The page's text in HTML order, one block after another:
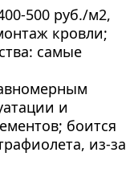
500 руб./м2,
кровли;
самые
и
боится
из-за